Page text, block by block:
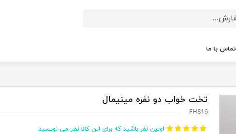
تماس با ما
تخت خواب دو نفره مینیمال
FH816
اولین نفر باشید که برای این کالا نظر می نویسید